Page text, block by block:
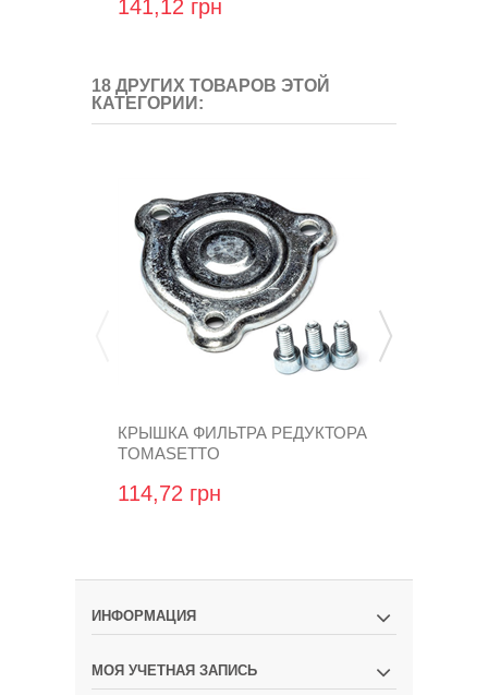
141,12 грн
18 ДРУГИХ ТОВАРОВ ЭТОЙ
КАТЕГОРИИ:
КРЫШКА ФИЛЬТРА РЕДУКТОРА
TOMASETTO
114,72 грн
ИНФОРМАЦИЯ
МОЯ УЧЕТНАЯ ЗАПИСЬ